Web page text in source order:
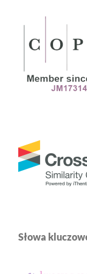
Słowa